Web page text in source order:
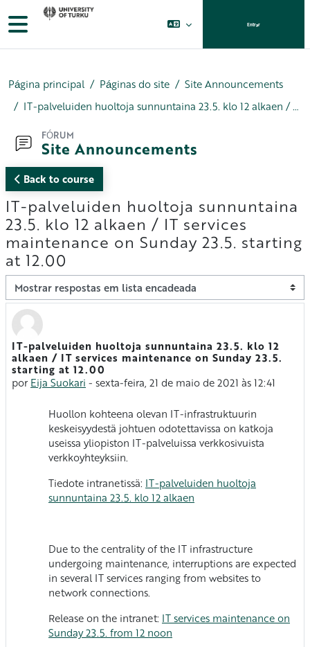
Ir para o conteúdo principal
Painel lateral Entrar
Página principal Páginas do site
Site Announcements
IT-palveluiden huoltoja sunnuntaina 23.5. klo 12 alkaen / IT services maintenance on Sunday 23.5. starting at 12.00
FÓRUM
Site Announcements
Back to course
IT-palveluiden huoltoja sunnuntaina
23.5. klo 12 alkaen / IT services
maintenance on Sunday 23.5. starting
at 12.00
Modo de visualização
IT-palveluiden huoltoja sunnuntaina 23.5. klo 12
alkaen / IT services maintenance on Sunday 23.5.
starting at 12.00
por Eija Suokari - sexta-feira, 21 de maio de 2021 às 12:41
Número de respostas: 0
Huollon kohteena olevan IT-infrastruktuurin
keskeisyydestä johtuen odotettavissa on katkoja
useissa yliopiston IT-palveluissa verkkosivuista
verkkoyhteyksiin.
Tiedote intranetissä: IT-palveluiden huoltoja
sunnuntaina 23.5. klo 12 alkaen
Due to the centrality of the IT infrastructure
undergoing maintenance, interruptions are expected
in several IT services ranging from websites to
network connections.
Release on the intranet: IT services maintenance on
Sunday 23.5. from 12 noon